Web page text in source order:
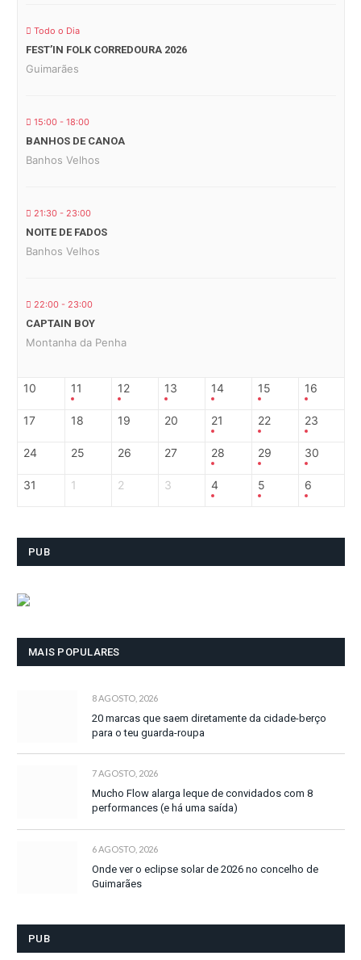
Todo o Dia
FEST’IN FOLK CORREDOURA 2026
Guimarães
15:00 - 18:00
BANHOS DE CANOA
Banhos Velhos
21:30 - 23:00
NOITE DE FADOS
Banhos Velhos
22:00 - 23:00
CAPTAIN BOY
Montanha da Penha
10 11 12 13 14 15 16
17 18 19 20 21 22 23
24 25 26 27 28 29 30
31 1 2 3 4 5 6
PUB
MAIS POPULARES
8 AGOSTO, 2026
20 marcas que saem diretamente da cidade-berço
para o teu guarda-roupa
7 AGOSTO, 2026
Mucho Flow alarga leque de convidados com 8
performances (e há uma saída)
6 AGOSTO, 2026
Onde ver o eclipse solar de 2026 no concelho de
Guimarães
PUB